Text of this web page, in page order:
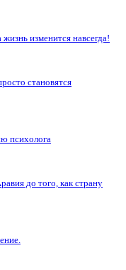
изменится навсегда!
становятся
психолога
до того, как страну